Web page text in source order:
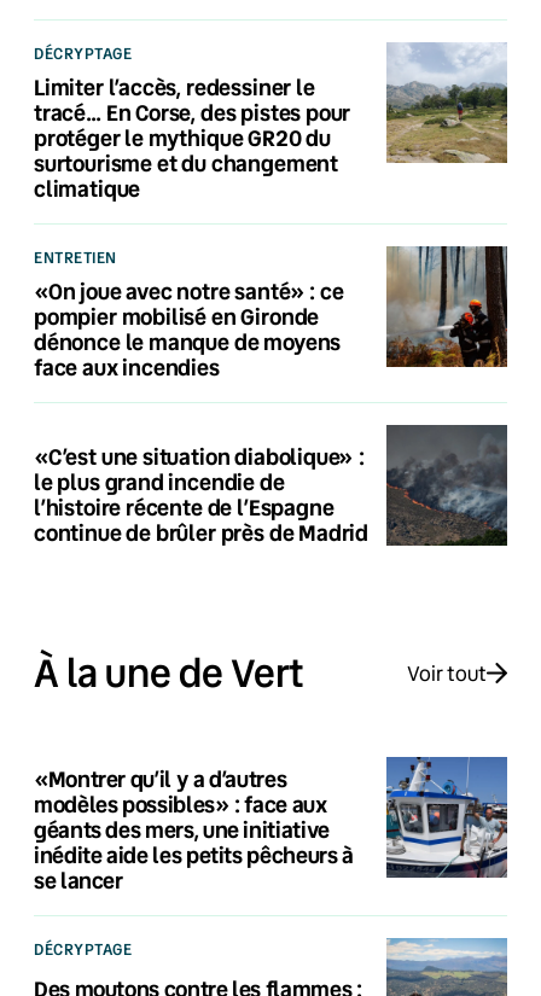
DÉCRYPTAGE
Limiter l’accès, redessiner le
tracé… En Corse, des pistes pour
protéger le mythique GR20 du
surtourisme et du changement
climatique
ENTRETIEN
«On joue avec notre santé» : ce
pompier mobilisé en Gironde
dénonce le manque de moyens
face aux incendies
«C’est une situation diabolique» :
le plus grand incendie de
l’histoire récente de l’Espagne
continue de brûler près de Madrid
À la une de Vert Voir tout
«Montrer qu’il y a d’autres
modèles possibles» : face aux
géants des mers, une initiative
inédite aide les petits pêcheurs à
se lancer
DÉCRYPTAGE
Des moutons contre les flammes :